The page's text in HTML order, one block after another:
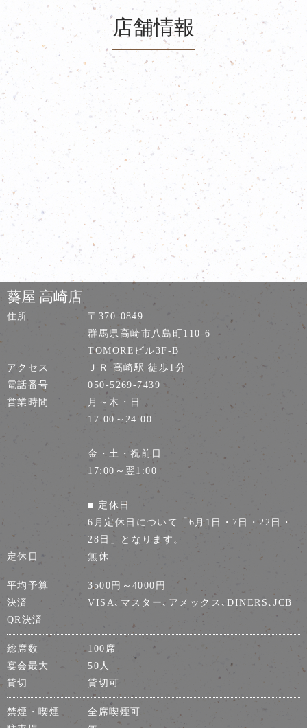
店舗情報
葵屋 高崎店
住所
〒370-0849
群馬県高崎市八島町110-6
TOMOREビル3F-B
アクセス
ＪＲ 高崎駅 徒歩1分
電話番号
050-5269-7439
営業時間
月～木・日
17:00～24:00
金・土・祝前日
17:00～翌1:00
■ 定休日
6月定休日について「6月1日・7日・22日・
28日」となります。
定休日
無休
平均予算
3500円～4000円
決済
VISA､マスター､アメックス､DINERS､JCB
QR決済
総席数
100席
宴会最大
50人
貸切
貸切可
禁煙・喫煙
全席喫煙可